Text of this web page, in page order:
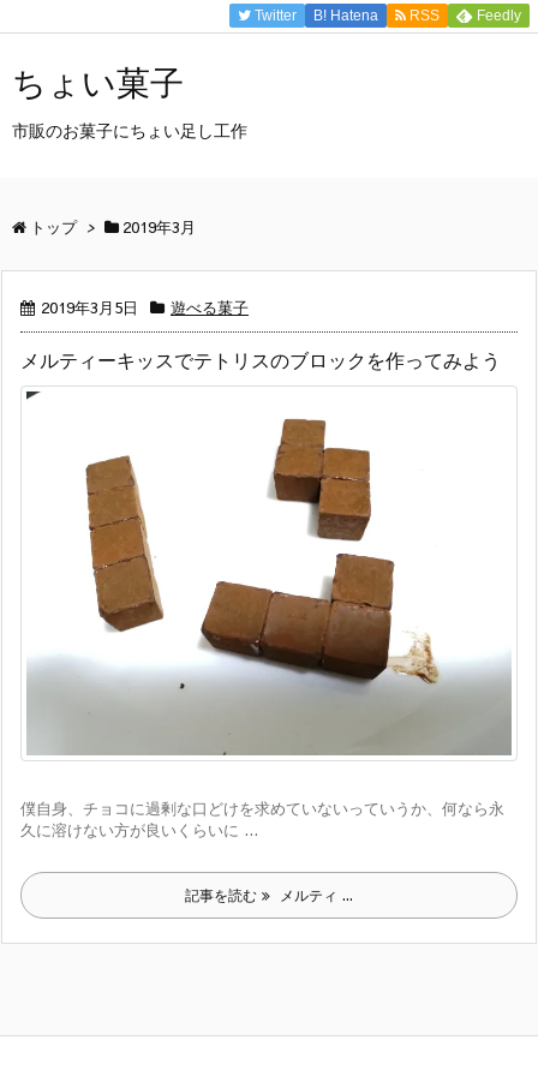
Twitter B! Hatena RSS Feedly
ちょい菓子
市販のお菓子にちょい足し工作
トップ > 2019年3月
2019年3月5日 遊べる菓子
メルティーキッスでテトリスのブロックを作ってみよう
僕自身、チョコに過剰な口どけを求めていないっていうか、何なら永
久に溶けない方が良いくらいに ...
記事を読む メルティ ...